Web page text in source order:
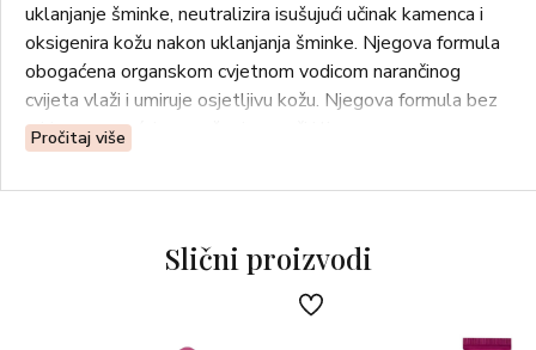
uklanjanje šminke, neutralizira isušujući učinak kamenca i
oksigenira kožu nakon uklanjanja šminke. Njegova formula
obogaćena organskom cvjetnom vodicom narančinog
cvijeta vlaži i umiruje osjetljivu kožu. Njegova formula bez
mirisa omogućuje nanošenje na oči i lice.
Neutralizira osjećaj zatezanja: 100%*
Koži vraća mekoću i gipkost: 100%*
*Testirano pod dermatološkom i oftalmološkom
*Test upotrebe proveden na 20 dobrovoljaca. Primjena
Pročitaj više
Slični proizvodi